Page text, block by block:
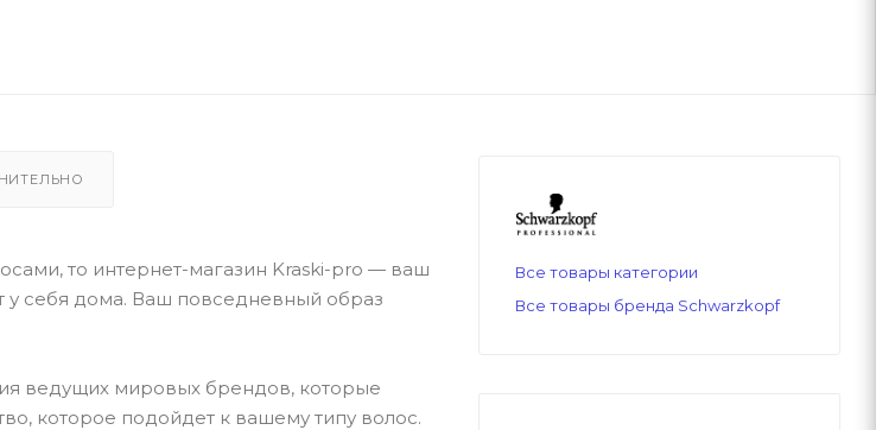
то интернет-магазин Kraski-pro — ваш
у себя дома. Ваш повседневный образ
ведущих мировых брендов, которые
которое подойдет к вашему типу волос.
Все товары категории
Все товары бренда Schwarzkopf